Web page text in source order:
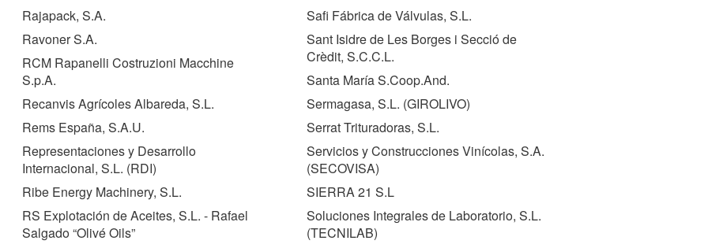
Rajapack, S.A.
Ravoner S.A.
RCM Rapanelli Costruzioni Macchine
S.p.A.
Recanvis Agrícoles Albareda, S.L.
Rems España, S.A.U.
Representaciones y Desarrollo
Internacional, S.L. (RDI)
Ribe Energy Machinery, S.L.
RS Explotación de Aceites, S.L. - Rafael
Salgado “Olivé Oils”
Safi Fábrica de Válvulas, S.L.
Sant Isidre de Les Borges i Secció de
Crèdit, S.C.C.L.
Santa María S.Coop.And.
Sermagasa, S.L. (GIROLIVO)
Serrat Trituradoras, S.L.
Servicios y Construcciones Vinícolas, S.A.
(SECOVISA)
SIERRA 21 S.L
Soluciones Integrales de Laboratorio, S.L.
(TECNILAB)